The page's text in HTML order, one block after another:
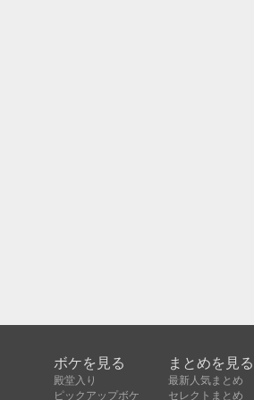
ボケを見る
殿堂入り
ピックアップボケ
まとめを見る
最新人気まとめ
セレクトまとめ